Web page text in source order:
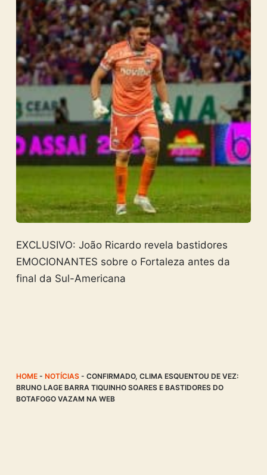
EXCLUSIVO: João Ricardo revela bastidores
EMOCIONANTES sobre o Fortaleza antes da
final da Sul-Americana
HOME- NOTÍCIAS- CONFIRMADO, CLIMA ESQUENTOU DE VEZ:
BRUNO LAGE BARRA TIQUINHO SOARES E BASTIDORES DO
BOTAFOGO VAZAM NA WEB